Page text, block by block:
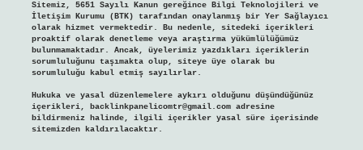
Sitemiz, 5651 Sayılı Kanun gereğince Bilgi Teknolojileri ve
İletişim Kurumu (BTK) tarafından onaylanmış bir Yer Sağlayıcı
olarak hizmet vermektedir. Bu nedenle, sitedeki içerikleri
proaktif olarak denetleme veya araştırma yükümlülüğümüz
bulunmamaktadır. Ancak, üyelerimiz yazdıkları içeriklerin
sorumluluğunu taşımakta olup, siteye üye olarak bu
sorumluluğu kabul etmiş sayılırlar.
Hukuka ve yasal düzenlemelere aykırı olduğunu düşündüğünüz
içerikleri, backlinkpanelicomtr@gmail.comadresine
bildirmeniz halinde, ilgili içerikler yasal süre içerisinde
sitemizden kaldırılacaktır.